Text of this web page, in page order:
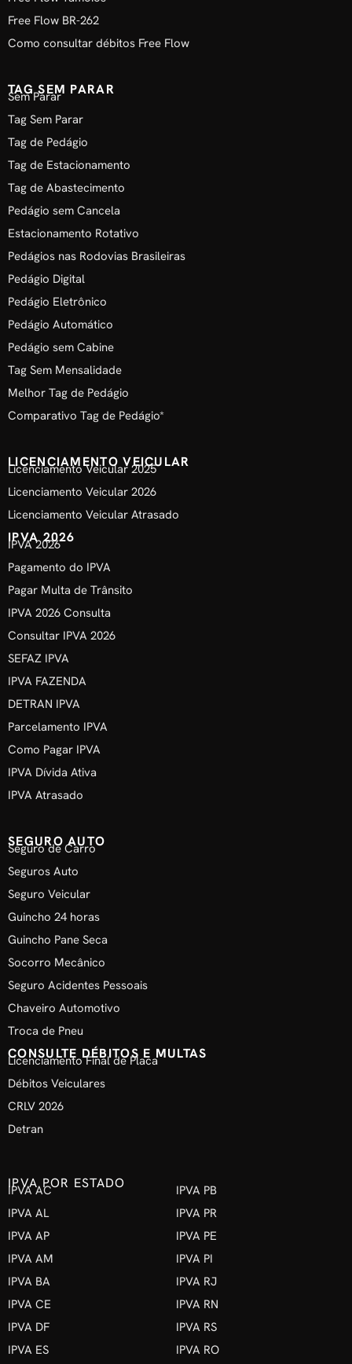
Free Flow BR-262
Como consultar débitos Free Flow
TAG SEM PARAR
Sem Parar
Tag Sem Parar
Tag de Pedágio
Tag de Estacionamento
Tag de Abastecimento
Pedágio sem Cancela
Estacionamento Rotativo
Pedágios nas Rodovias Brasileiras
Pedágio Digital
Pedágio Eletrônico
Pedágio Automático
Pedágio sem Cabine
Tag Sem Mensalidade
Melhor Tag de Pedágio
Comparativo Tag de Pedágio*
LICENCIAMENTO VEICULAR
Licenciamento Veicular 2025
Licenciamento Veicular 2026
Licenciamento Veicular Atrasado
IPVA 2026
IPVA 2026
Pagamento do IPVA
Pagar Multa de Trânsito
IPVA 2026 Consulta
Consultar IPVA 2026
SEFAZ IPVA
IPVA FAZENDA
DETRAN IPVA
Parcelamento IPVA
Como Pagar IPVA
IPVA Dívida Ativa
IPVA Atrasado
SEGURO AUTO
Seguro de Carro
Seguros Auto
Seguro Veicular
Guincho 24 horas
Guincho Pane Seca
Socorro Mecânico
Seguro Acidentes Pessoais
Chaveiro Automotivo
Troca de Pneu
CONSULTE DÉBITOS E MULTAS
Licenciamento Final de Placa
Débitos Veiculares
CRLV 2026
Detran
IPVA POR ESTADO
IPVA AC
IPVA AL
IPVA AP
IPVA AM
IPVA BA
IPVA CE
IPVA DF
IPVA ES
IPVA PB
IPVA PR
IPVA PE
IPVA PI
IPVA RJ
IPVA RN
IPVA RS
IPVA RO